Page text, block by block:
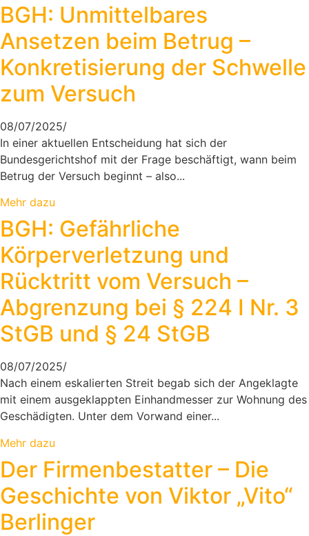
BGH: Unmittelbares
Ansetzen beim Betrug –
Konkretisierung der Schwelle
zum Versuch
08/07/2025/
In einer aktuellen Entscheidung hat sich der
Bundesgerichtshof mit der Frage beschäftigt, wann beim
Betrug der Versuch beginnt – also...
Mehr dazu
BGH: Gefährliche
Körperverletzung und
Rücktritt vom Versuch –
Abgrenzung bei § 224 I Nr. 3
StGB und § 24 StGB
08/07/2025/
Nach einem eskalierten Streit begab sich der Angeklagte
mit einem ausgeklappten Einhandmesser zur Wohnung des
Geschädigten. Unter dem Vorwand einer...
Mehr dazu
Der Firmenbestatter – Die
Geschichte von Viktor „Vito“
Berlinger